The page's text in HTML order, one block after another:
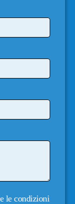
le condizioni